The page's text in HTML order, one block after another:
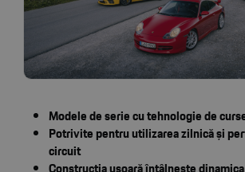
Modele de serie cu tehnologie de
Potrivite pentru utilizarea zilnică și
circuit